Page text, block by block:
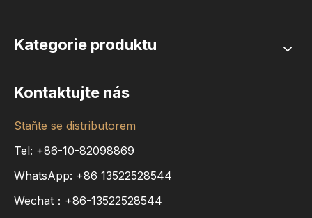
Kategorie produktu
Kontaktujte nás
Staňte se distributorem
Tel: +86-10-82098869
WhatsApp: +86 13522528544
Wechat：+86-13522528544